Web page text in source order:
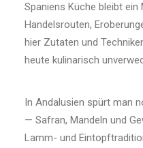
Spaniens Küche bleibt
Handelsrouten,
hier Zutaten und
heute kulinarisch
In Andalusien spürt man
— Safran, Mandeln und
Lamm- und